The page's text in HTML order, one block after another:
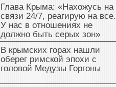
Глава Крыма: «Нахожусь на
связи 24/7, реагирую на все.
У нас в отношениях не
должно быть серых зон»
В крымских горах нашли
оберег римской эпохи с
головой Медузы Горгоны